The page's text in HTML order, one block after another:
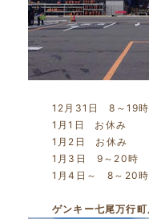
12月31日 8～19時
1月1日 お休み
1月2日 お休み
1月3日 9～20時
1月4日～ 8～20時
ゲンキー七尾万行町